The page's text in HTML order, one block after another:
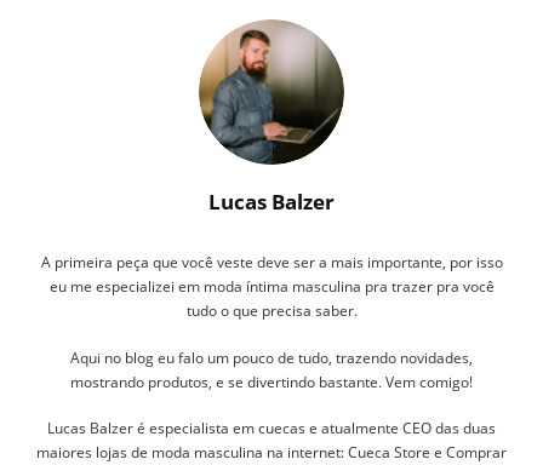
Lucas Balzer
A primeira peça que você veste deve ser a mais importante, por isso
eu me especializei em moda íntima masculina pra trazer pra você
tudo o que precisa saber.
Aqui no blog eu falo um pouco de tudo, trazendo novidades,
mostrando produtos, e se divertindo bastante. Vem comigo!
Lucas Balzer é especialista em cuecas e atualmente CEO das duas
maiores lojas de moda masculina na internet: Cueca Store e Comprar